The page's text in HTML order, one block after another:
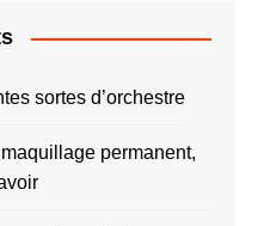
sortes d’orchestre
maquillage permanent,